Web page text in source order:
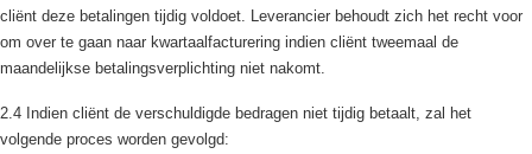
cliënt deze betalingen tijdig voldoet. Leverancier behoudt zich het recht voor
om over te gaan naar kwartaalfacturering indien cliënt tweemaal de
maandelijkse betalingsverplichting niet nakomt.
2.4 Indien cliënt de verschuldigde bedragen niet tijdig betaalt, zal het
volgende proces worden gevolgd: